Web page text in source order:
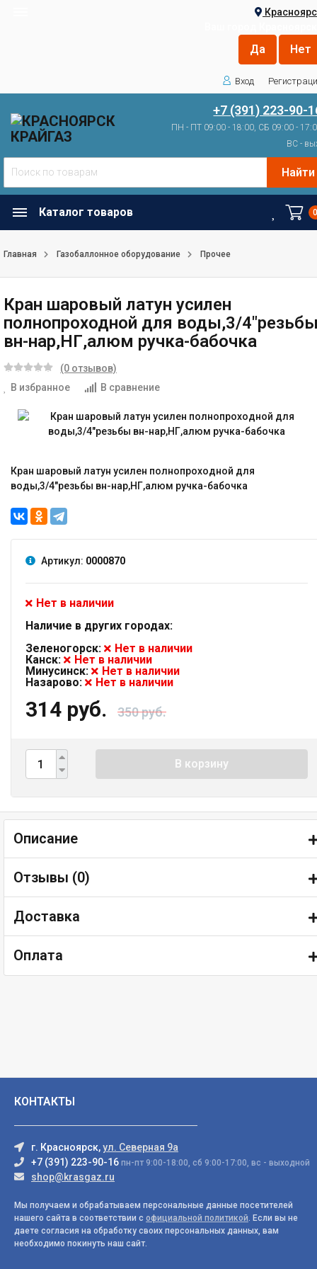
Вход
+7 (391) 223-90-
ПН - ПТ 09:00 - 18:00, СБ 09:00 -
ВС -
Найти
Каталог товаров
Главная Газобаллонное оборудование Прочее
Кран шаровый латун усилен
полнопроходной для воды,3/
вн-нар,НГ,алюм ручка-бабочка
(0 отзывов)
В избранное
В сравнение
Кран шаровый латун усилен полнопроходной для
воды,3/4"резьбы вн-нар,НГ,алюм ручка-бабочка
Артикул: 0000870
Нет в наличии
Наличие в других городах:
Зеленогорск:
Нет в наличии
Канск:
Нет в наличии
Минусинск:
Нет в наличии
Назарово:
Нет в наличии
314 руб. 350 руб.
В корзину
Описание
Отзывы (0)
Доставка
Оплата
КОНТАКТЫ
г. Красноярск,ул. Северная 9а
+7 (391) 223-90-16 пн-пт 9:00-18:00, сб 9:00-17:00, вс - выходной
shop@krasgaz.ru
Мы получаем и обрабатываем персональные данные посетителей
нашего сайта в соответствии с официальной политикой. Если вы не
даете согласия на обработку своих персональных данных, вам
необходимо покинуть наш сайт.